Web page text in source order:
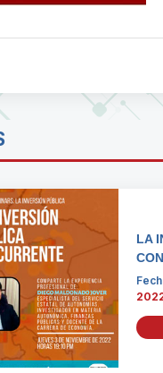
LA